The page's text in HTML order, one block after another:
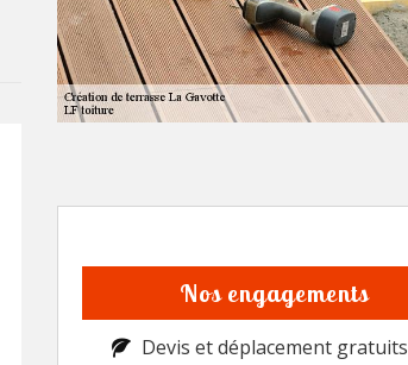
Nos engagements
Devis et déplacement gratuits